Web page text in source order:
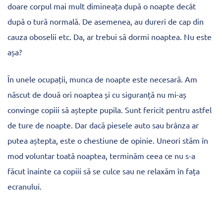
doare corpul mai mult dimineața după o noapte decât
după o tură normală. De asemenea, au dureri de cap din
cauza oboselii etc. Da, ar trebui să dormi noaptea. Nu este
așa?
În unele ocupații, munca de noapte este necesară. Am
născut de două ori noaptea și cu siguranță nu mi-aș
convinge copiii să aștepte pupila. Sunt fericit pentru astfel
de ture de noapte. Dar dacă piesele auto sau brânza ar
putea aștepta, este o chestiune de opinie. Uneori stăm în
mod voluntar toată noaptea, terminăm ceea ce nu s-a
făcut înainte ca copiii să se culce sau ne relaxăm în fața
ecranului.